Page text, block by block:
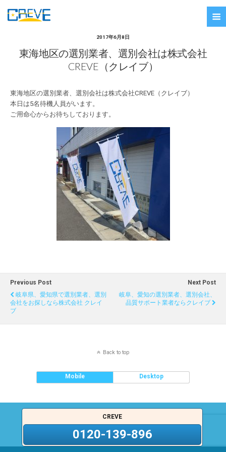
2017年6月8日
東海地区の選別業者、選別会社は株式会社
CREVE（クレイブ）
東海地区の選別業者、選別会社は株式会社CREVE（クレイブ）
本日は5名待機人員がいます。
ご用命心からお待ちしております。
Previous Post
岐阜県、愛知県で選別業者、選別
会社をお探しなら株式会社 クレイ
ブ
Next Post
岐阜、愛知の選別業者、選別会社、
品質サポート業者ならクレイブ
Back to top
Mobile Desktop
CREVE
0120-139-896